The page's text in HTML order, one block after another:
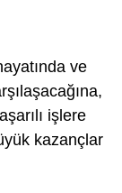
ve
işlere
kazançlar